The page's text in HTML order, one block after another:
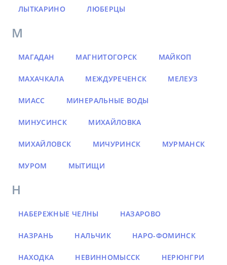
ЛЫТКАРИНО ЛЮБЕРЦЫ
М
МАГАДАН МАГНИТОГОРСК МАЙКОП
МАХАЧКАЛА МЕЖДУРЕЧЕНСК МЕЛЕУЗ
МИАСС МИНЕРАЛЬНЫЕ ВОДЫ
МИНУСИНСК МИХАЙЛОВКА
МИХАЙЛОВСК МИЧУРИНСК МУРМАНСК
МУРОМ МЫТИЩИ
Н
НАБЕРЕЖНЫЕ ЧЕЛНЫ НАЗАРОВО
НАЗРАНЬ НАЛЬЧИК НАРО-ФОМИНСК
НАХОДКА НЕВИННОМЫССК НЕРЮНГРИ